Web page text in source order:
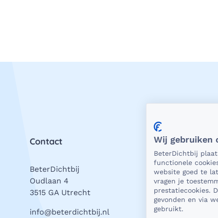
Contact
BeterDichtbij
Oudlaan 4
3515 GA Utrecht
info@beterdichtbij.nl
Als
is
Wij gebruiken
BeterDichtbij
functionele
website goed te
vragen je
prestatiecookies.
gevonden en via
gebruikt.